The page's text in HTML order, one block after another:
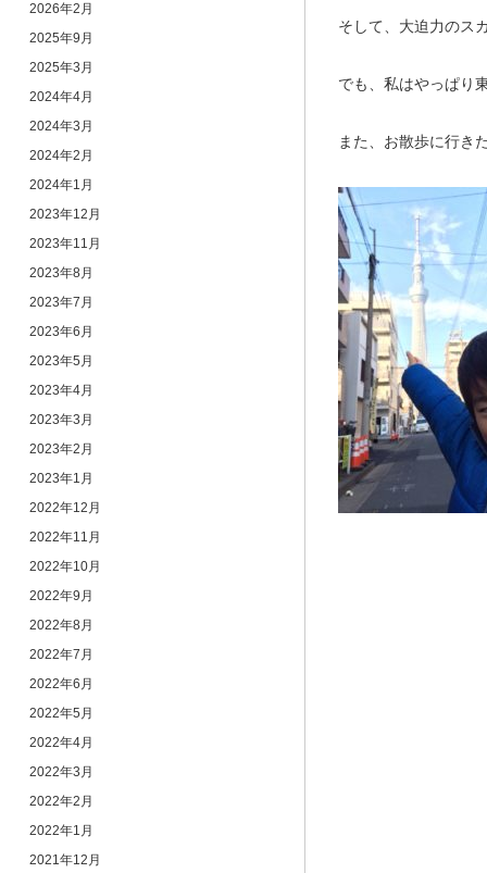
2026年2月
2025年9月
2025年3月
2024年4月
2024年3月
2024年2月
2024年1月
2023年12月
2023年11月
2023年8月
2023年7月
2023年6月
2023年5月
2023年4月
2023年3月
2023年2月
2023年1月
2022年12月
2022年11月
2022年10月
2022年9月
2022年8月
2022年7月
2022年6月
2022年5月
2022年4月
2022年3月
2022年2月
2022年1月
2021年12月
そして、大迫力のス
でも、私はやっぱり
また、お散歩に行き